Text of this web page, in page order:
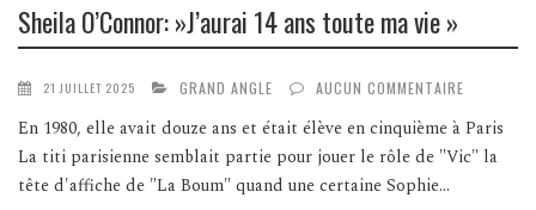
Sheila O’Connor: »J’aurai 14 ans toute ma vie »
21 JUILLET 2025 GRAND ANGLE AUCUN COMMENTAIRE
En 1980, elle avait douze ans et était élève en cinquième à Paris
La titi parisienne semblait partie pour jouer le rôle de "Vic" la
tête d'affiche de "La Boum" quand une certaine Sophie...